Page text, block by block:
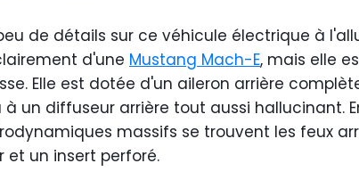
de détails sur ce véhicule électrique à
d'une Mustang Mach-E, mais elle
Elle est dotée d'un aileron arrière
un diffuseur arrière tout aussi hallucinant.
massifs se trouvent les feux
et un insert perforé.